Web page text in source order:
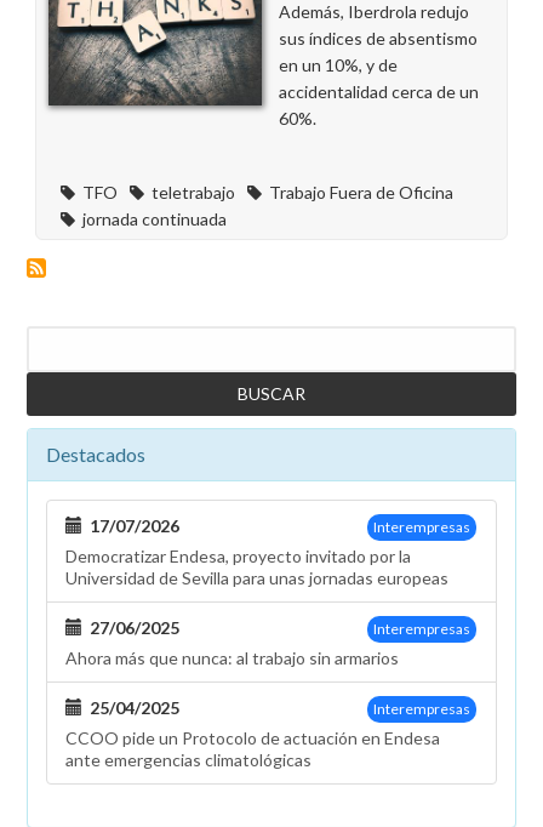
Además, Iberdrola redujo
sus índices de absentismo
en un 10%, y de
accidentalidad cerca de un
60%.
TFO teletrabajo
Trabajo Fuera de Oficina
jornada continuada
Destacados
Interempresas
17/07/2026
Democratizar Endesa, proyecto invitado por la
Universidad de Sevilla para unas jornadas europeas
Interempresas
27/06/2025
Ahora más que nunca: al trabajo sin armarios
Interempresas
25/04/2025
CCOO pide un Protocolo de actuación en Endesa
ante emergencias climatológicas